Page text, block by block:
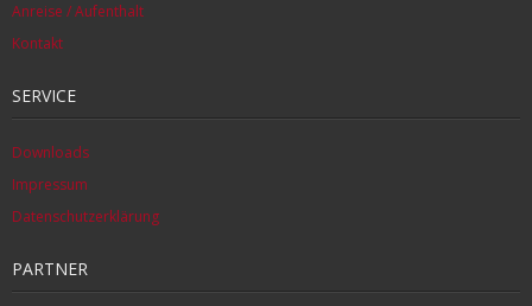
Anreise / Aufenthalt
Kontakt
SERVICE
Downloads
Impressum
Datenschutzerklärung
PARTNER